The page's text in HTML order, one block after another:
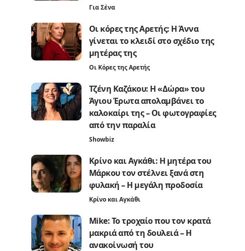
Για Σένα
Οι κόρες της Αρετής: Η Άννα
γίνεται το κλειδί στο σχέδιο της
μητέρας της
Οι Κόρες της Αρετής
Τζένη Καζάκου: Η «Δώρα» του
Άγιου Έρωτα απολαμβάνει το
καλοκαίρι της – Οι φωτογραφίες
από την παραλία
Showbiz
Κρίνο και Αγκάθι: Η μητέρα του
Μάρκου τον στέλνει ξανά στη
φυλακή – Η μεγάλη προδοσία
Κρίνο και Αγκάθι
Mike: Το τροχαίο που τον κρατά
μακριά από τη δουλειά – Η
ανακοίνωσή του